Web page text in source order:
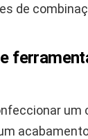
de
um